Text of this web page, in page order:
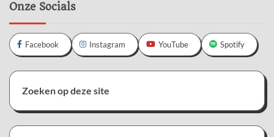
Onze Socials
Facebook Instagram YouTube Spotify
Zoeken op deze site